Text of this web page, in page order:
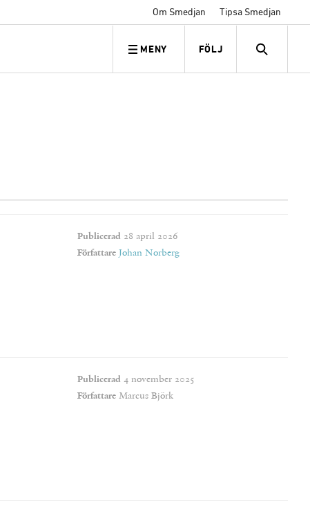
Om Smedjan Tipsa Smedjan
MENY FÖLJ
FÖLJ OSS SEARCH
Publicerad 28 april 2026
Författare Johan Norberg
Publicerad 4 november 2025
Författare Marcus Björk